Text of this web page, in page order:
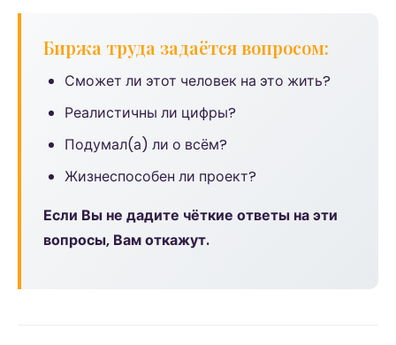
Биржа труда задаётся вопросом:
Сможет ли этот человек на это жить?
Реалистичны ли цифры?
Подумал(а) ли о всём?
Жизнеспособен ли проект?
Если Вы не дадите чёткие ответы на эти
вопросы, Вам откажут.